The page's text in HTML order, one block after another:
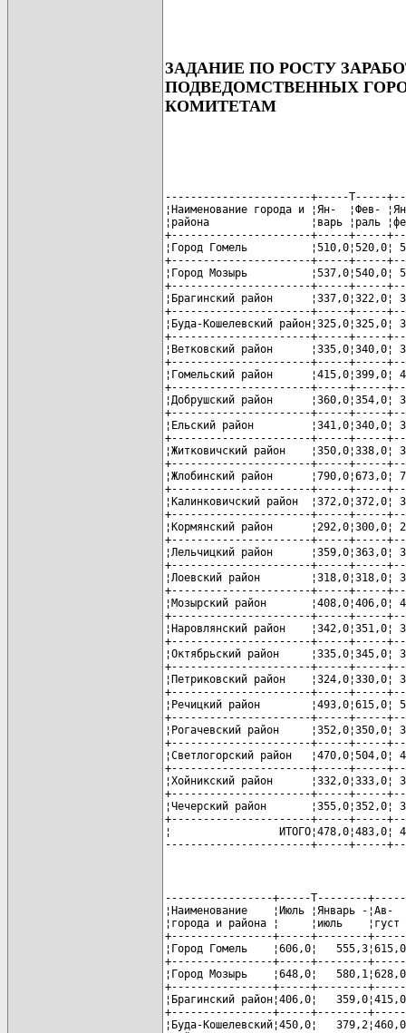
ЗАДАНИЕ ПО РОСТУ
ПОДВЕДОМСТВЕННЫХ
КОМИТЕТАМ
-----------------------+-----T-----
¦Наименование города и ¦Ян-  ¦Фев-
¦района                ¦варь ¦раль
+----------------------+-----+-----
¦Город Гомель          ¦510,0¦520,0¦
+----------------------+-----+-----
¦Город Мозырь          ¦537,0¦540,0¦
+----------------------+-----+-----
¦Брагинский район
+----------------------+-----+-----
¦Буда-Кошелевский
+----------------------+-----+-----
¦Ветковский район
+----------------------+-----+-----
¦Гомельский район
+----------------------+-----+-----
¦Добрушский район
+----------------------+-----+-----
¦Ельский район         ¦341,0¦340,0¦
+----------------------+-----+-----
¦Житковичский район
+----------------------+-----+-----
¦Жлобинский район
+----------------------+-----+-----
¦Калинковичский район
+----------------------+-----+-----
¦Кормянский район
+----------------------+-----+-----
¦Лельчицкий район
+----------------------+-----+-----
¦Лоевский район
+----------------------+-----+-----
¦Мозырский район
+----------------------+-----+-----
¦Наровлянский район
+----------------------+-----+-----
¦Октябрьский район
+----------------------+-----+-----
¦Петриковский район
+----------------------+-----+-----
¦Речицкий район
+----------------------+-----+-----
¦Рогачевский район
+----------------------+-----+-----
¦Светлогорский район
+----------------------+-----+-----
¦Хойникский район
+----------------------+-----+-----
¦Чечерский район
+----------------------+-----+-----
¦                 ИТОГО¦478,0¦483,0¦
-----------------------+-----+-----
-----------------+-----T--------
¦Наименование    ¦Июль ¦Январь -
¦города и района ¦     ¦июль    ¦густ
+----------------+-----+--------
¦Город Гомель    ¦606,0¦
+----------------+-----+--------
¦Город Мозырь    ¦648,0¦
+----------------+-----+--------
¦Брагинский район¦406,0¦
+----------------+-----+--------
¦Буда-Кошелевский¦450,0¦